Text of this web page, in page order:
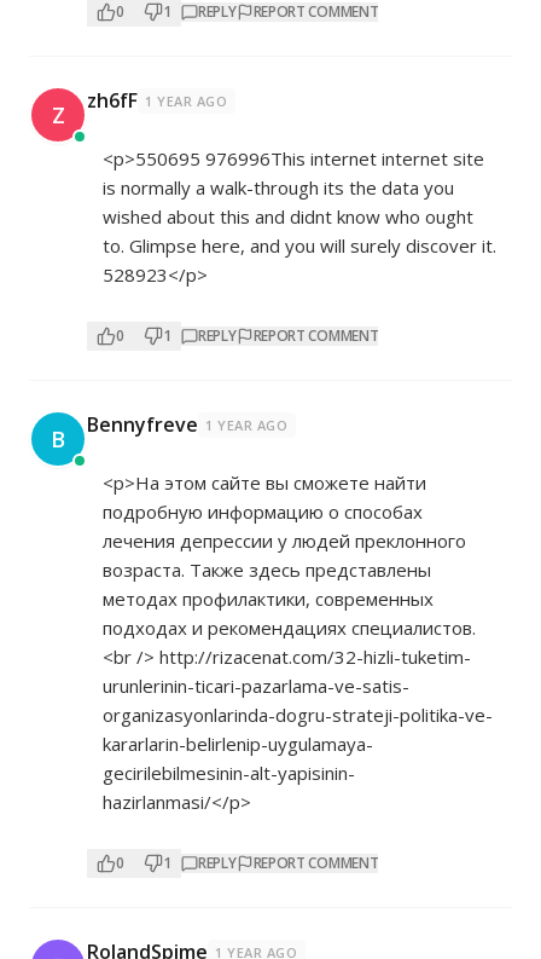
0 1 REPLY REPORT COMMENT
Z zh6fF 1 YEAR AGO
<p>550695 976996This internet internet site
is normally a walk-through its the data you
wished about this and didnt know who ought
to. Glimpse here, and you will surely discover it.
528923</p>
0 1 REPLY REPORT COMMENT
B Bennyfreve 1 YEAR AGO
<p>На этом сайте вы сможете найти
подробную информацию о способах
лечения депрессии у людей преклонного
возраста. Также здесь представлены
методах профилактики, современных
подходах и рекомендациях специалистов.
<br /> http://rizacenat.com/32-hizli-tuketim-
urunlerinin-ticari-pazarlama-ve-satis-
organizasyonlarinda-dogru-strateji-politika-ve-
kararlarin-belirlenip-uygulamaya-
gecirilebilmesinin-alt-yapisinin-
hazirlanmasi/</p>
0 1 REPLY REPORT COMMENT
RolandSpime 1 YEAR AGO